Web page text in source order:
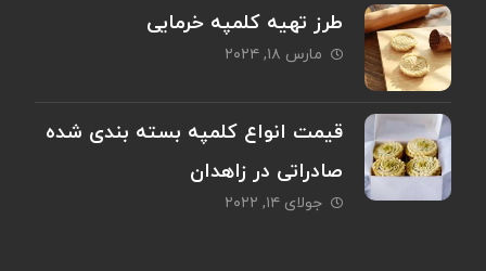
طرز تهیه کلمپه خرمایی
مارس ۱۸, ۲۰۲۴
قیمت انواع کلمپه بسته بندی شده
صادراتی در زاهدان
جولای ۱۴, ۲۰۲۲